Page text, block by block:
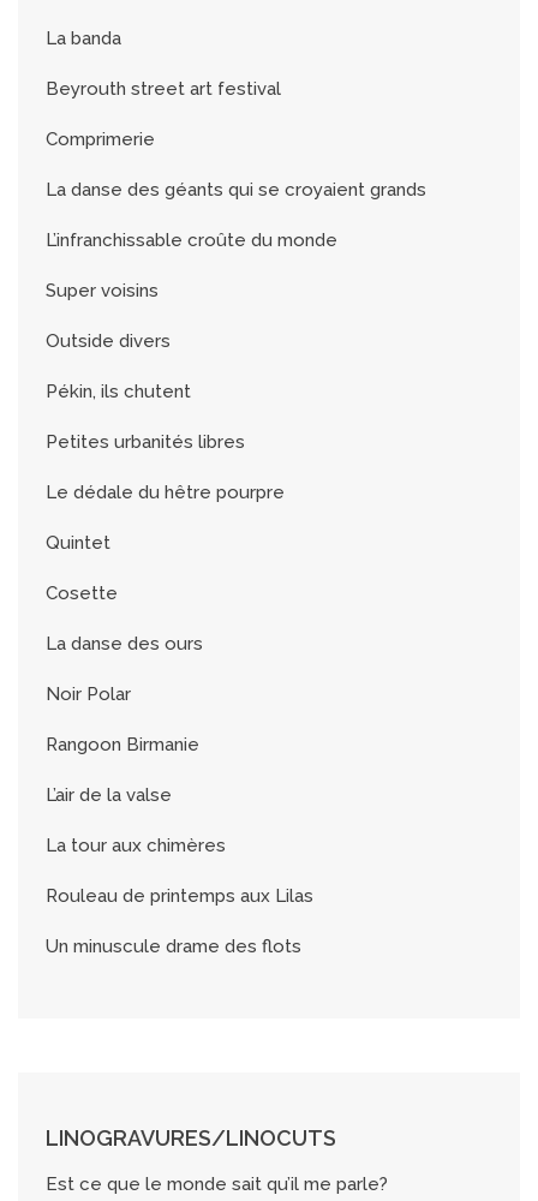
La banda
Beyrouth street art festival
Comprimerie
La danse des géants qui se croyaient grands
L’infranchissable croûte du monde
Super voisins
Outside divers
Pékin, ils chutent
Petites urbanités libres
Le dédale du hêtre pourpre
Quintet
Cosette
La danse des ours
Noir Polar
Rangoon Birmanie
L’air de la valse
La tour aux chimères
Rouleau de printemps aux Lilas
Un minuscule drame des flots
LINOGRAVURES/LINOCUTS
Est ce que le monde sait qu’il me parle?